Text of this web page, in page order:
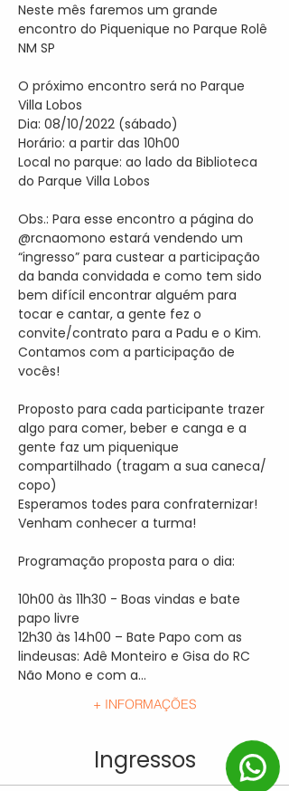
Neste mês faremos um grande
encontro do Piquenique no Parque Rolê
NM SP
O próximo encontro será no Parque
Villa Lobos
Dia: 08/10/2022 (sábado)
Horário: a partir das 10h00
Local no parque: ao lado da Biblioteca
do Parque Villa Lobos
Obs.: Para esse encontro a página do
@rcnaomono estará vendendo um
“ingresso” para custear a participação
da banda convidada e como tem sido
bem difícil encontrar alguém para
tocar e cantar, a gente fez o
convite/contrato para a Padu e o Kim.
Contamos com a participação de
vocês!
Proposto para cada participante trazer
algo para comer, beber e canga e a
gente faz um piquenique
compartilhado (tragam a sua caneca/
copo)
Esperamos todes para confraternizar!
Venham conhecer a turma!
Programação proposta para o dia:
10h00 às 11h30 - Boas vindas e bate
papo livre
12h30 às 14h00 – Bate Papo com as
lindeusas: Adê Monteiro e Gisa do RC
Não Mono e com a…
+ INFORMAÇÕES
Ingressos